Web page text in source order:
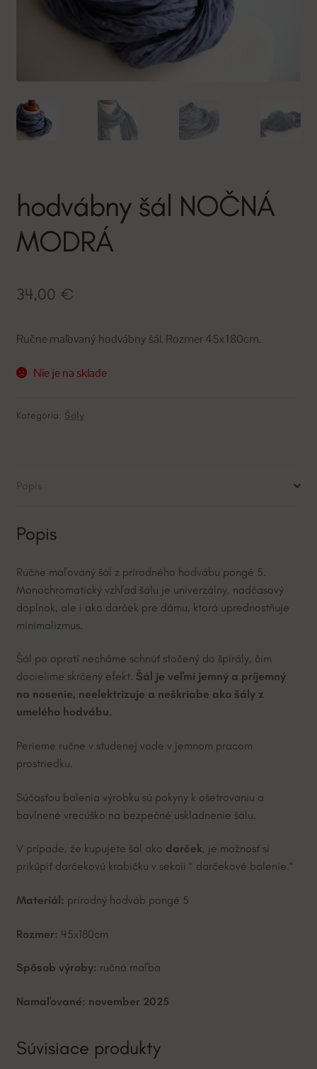
hodvábny šál NOČNÁ
MODRÁ
34,00 €
Ručne maľovaný hodvábny šál. Rozmer 45x180cm.
Nie je na sklade
Kategória: Šály
Popis
Popis
Ručne maľovaný šál z prírodného hodvábu pongé 5.
Monochromatický vzhľad šálu je univerzálny, nadčasový
doplnok, ale i ako darček pre dámu, ktorá uprednostňuje
minimalizmus.
Šál po opratí necháme schnúť stočený do špirály, čím
docielime skrčený efekt. Šál je veľmi jemný a príjemný
na nosenie, neelektrizuje a neškriabe ako šály z
umelého hodvábu.
Perieme ručne v studenej vode v jemnom pracom
prostriedku.
Súčasťou balenia výrobku sú pokyny k ošetrovaniu a
bavlnené vrecúško na bezpečné uskladnenie šálu.
V prípade, že kupujete šál ako darček, je možnosť si
prikúpiť darčekovú krabičku v sekcii “ darčekové balenie.“
Materiál: prírodný hodváb pongé 5
Rozmer: 45x180cm
Spôsob výroby: ručná maľba
Namaľované: november 2025
Súvisiace produkty